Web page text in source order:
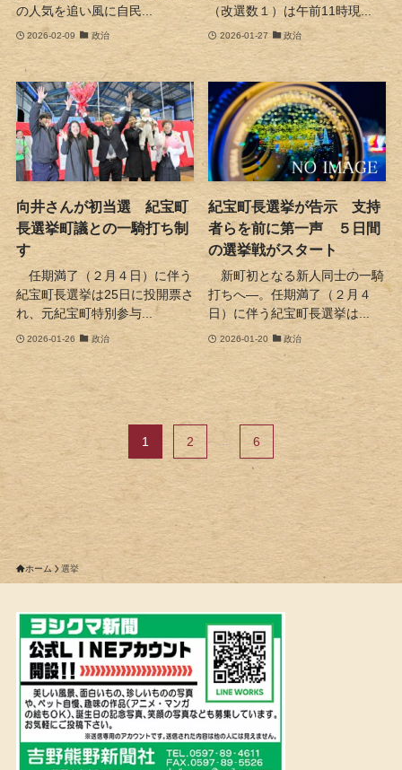
の人気を追い風に自民...
2026-02-09 政治
（改選数１）は午前11時現...
2026-01-27 政治
向井さんが初当選 紀宝町
長選挙町議との一騎打ち制
す
任期満了（２月４日）に伴う
紀宝町長選挙は25日に投開票さ
れ、元紀宝町特別参与...
2026-01-26 政治
紀宝町長選挙が告示 支持
者らを前に第一声 ５日間
の選挙戦がスタート
新町初となる新人同士の一騎
打ちへ―。任期満了（２月４
日）に伴う紀宝町長選挙は...
2026-01-20 政治
1 2 ... 6
ホーム 選挙